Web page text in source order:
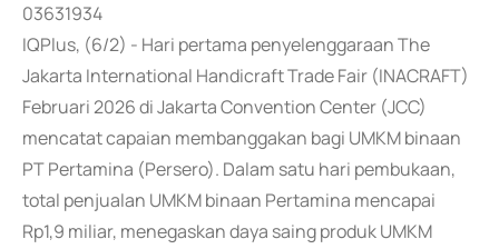
03631934
IQPlus, (6/2) - Hari pertama penyelenggaraan The
Jakarta International Handicraft Trade Fair (INACRAFT)
Februari 2026 di Jakarta Convention Center (JCC)
mencatat capaian membanggakan bagi UMKM binaan
PT Pertamina (Persero). Dalam satu hari pembukaan,
total penjualan UMKM binaan Pertamina mencapai
Rp1,9 miliar, menegaskan daya saing produk UMKM